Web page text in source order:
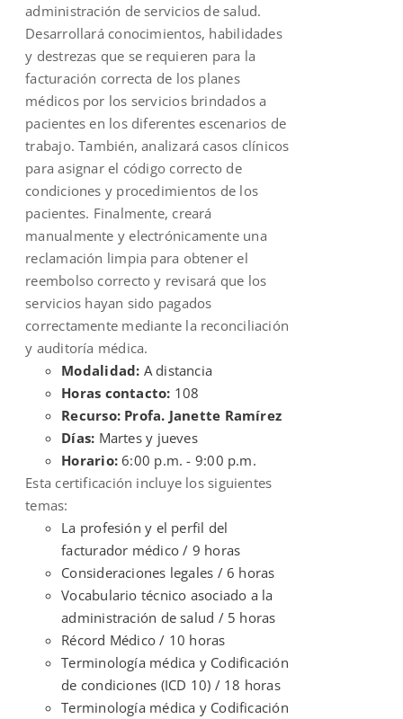
administración de servicios de salud.
Desarrollará conocimientos, habilidades
y destrezas que se requieren para la
facturación correcta de los planes
médicos por los servicios brindados a
pacientes en los diferentes escenarios de
trabajo. También, analizará casos clínicos
para asignar el código correcto de
condiciones y procedimientos de los
pacientes. Finalmente, creará
manualmente y electrónicamente una
reclamación limpia para obtener el
reembolso correcto y revisará que los
servicios hayan sido pagados
correctamente mediante la reconciliación
y auditoría médica.
Modalidad: A distancia
Horas contacto: 108
Recurso: Profa. Janette Ramírez
Días: Martes y jueves
Horario:6:00 p.m. - 9:00 p.m.
Esta certificación incluye los siguientes
temas:
La profesión y el perfil del
facturador médico / 9 horas
Consideraciones legales / 6 horas
Vocabulario técnico asociado a la
administración de salud / 5 horas
Récord Médico / 10 horas
Terminología médica y Codificación
de condiciones (ICD 10) / 18 horas
Terminología médica y Codificación